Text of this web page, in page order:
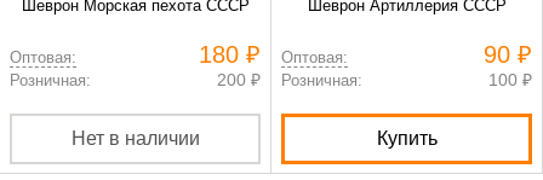
Шеврон Морская пехота СССР
Оптовая: 180 ₽
Розничная: 200 ₽
Нет в наличии
Шеврон Артиллерия СССР
Оптовая: 90 ₽
Розничная: 100 ₽
Купить